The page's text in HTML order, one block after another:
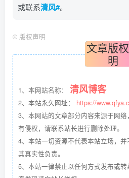
或联系清风#。
© 版权声明
文章版
明
1、本网站名称： 清风博客
2、本站永久网址： https://
3、本网站的文章部分内容来源于网
有侵权，请联系站长进行删除处理。
4、本站一切资源不代表本站立场，
其真实性负责。
5、本站一律禁止以任何方式发布或